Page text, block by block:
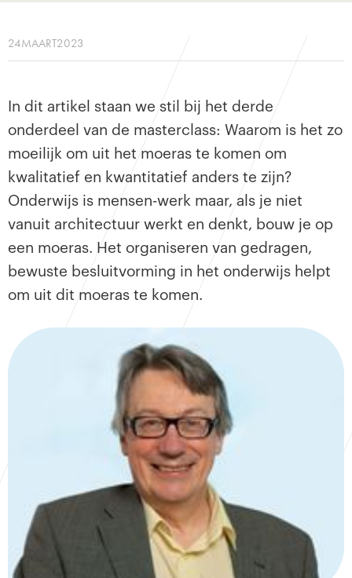
24MAART2023
In dit artikel staan we stil bij het derde
onderdeel van de masterclass: Waarom is het zo
moeilijk om uit het moeras te komen om
kwalitatief en kwantitatief anders te zijn?
Onderwijs is mensen-werk maar, als je niet
vanuit architectuur werkt en denkt, bouw je op
een moeras. Het organiseren van gedragen,
bewuste besluitvorming in het onderwijs helpt
om uit dit moeras te komen.